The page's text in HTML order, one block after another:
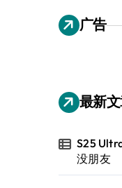
广告
最新
S25
没朋友